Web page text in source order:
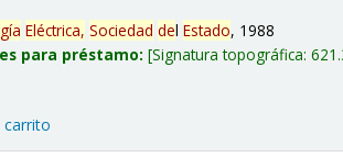
Eléctrica, Sociedad delEstado, 1988
para préstamo: Signatura topográfica:
carrito